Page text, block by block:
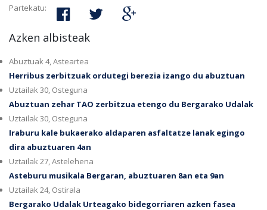
Partekatu:
Azken albisteak
Abuztuak 4, Asteartea
Herribus zerbitzuak ordutegi berezia izango du abuztuan
Uztailak 30, Osteguna
Abuztuan zehar TAO zerbitzua etengo du Bergarako Udalak
Uztailak 30, Osteguna
Iraburu kale bukaerako aldaparen asfaltatze lanak egingo
dira abuztuaren 4an
Uztailak 27, Astelehena
Asteburu musikala Bergaran, abuztuaren 8an eta 9an
Uztailak 24, Ostirala
Bergarako Udalak Urteagako bidegorriaren azken fasea